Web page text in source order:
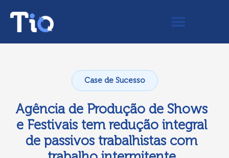
Case de Sucesso
Agência de Produção de Shows
e Festivais tem redução integral
de passivos trabalhistas com